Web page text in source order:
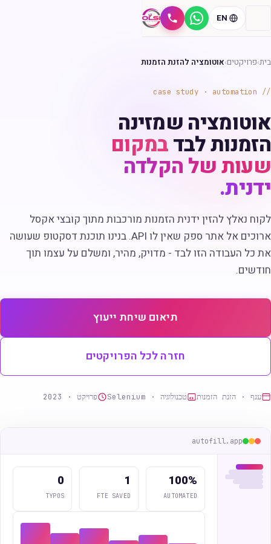
חיוגווטסאפ EN
בית›פרויקטים›אוטומציה להזנת הזמנות
case study · automation
אוטומציה שמזינה
הזמנות לבדבמקום
שעות של הקלדה
ידנית.
לקוח נאלץ להזין ידנית הזמנות מורכבות מתוך קובצי אקסל
ארוכים אל אתר ספק שאין לו API. בנינו תוכנת דסקטופ שעושה
את כל העבודה הזו לבד - מדויק, מהיר, ומשלם על עצמו תוך
חודשים.
תיאום שיחת ייעוץ
חזרה לכל הפרויקטים
ענף · הזנת הזמנות טכנולוגיה · Selenium פרויקט · 2023
autofill.app
100%
AUTOMATED
1
FTE SAVED
0
TYPOS